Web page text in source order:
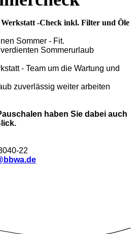
-Check inkl. Filter und Öle
Sommer - Fit.
Sommerurlaub
- Team um die Wartung und
zuverlässig weiter arbeiten
haben Sie dabei auch
22